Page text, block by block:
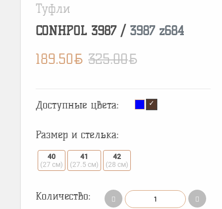
Туфли
CONHPOL 3987/ 3987 z684
189.50BYN 325.00BYN
Доступные цвета:
Размер и стелька:
40
(27 см)
41
(27.5 см)
42
(28 см)
Количество: